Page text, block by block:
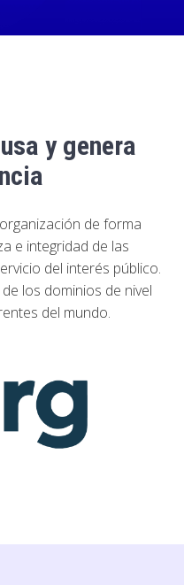
y genera
de forma
e integridad de las
del interés público.
los dominios de nivel
del mundo.